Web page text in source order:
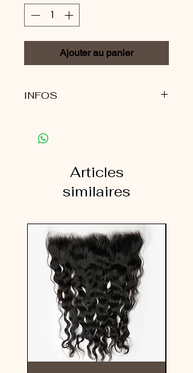
Ajouter au panier
INFOS
◽️ Dure jusqu’à 4 ans et même plus
avec des soins appropriés.
◽️ Le prix indiqué est pour un paquet
▫️ Elles peuvent être portées bouclées
fonction de vos besoins.
En général, prévoyez :
* 2 à 3 paquets pour une coiffure
complète,
* 4 à 5 bundles pour un effet plus
volumineux.
La quantité nécessaire peut
également varier selon la longueur
Articles
similaires